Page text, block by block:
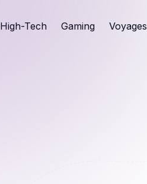
High-Tech Gaming Voyages